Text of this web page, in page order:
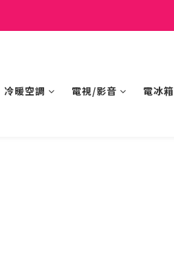
冷暖空調 電視/影音 電冰箱